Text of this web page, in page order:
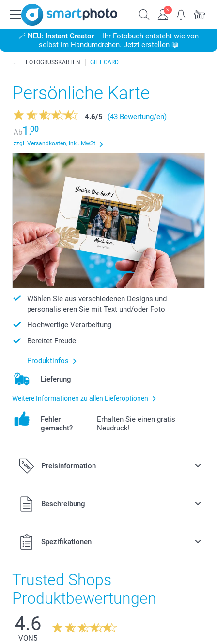
🪄 NEU: Instant Creator – Ihr Fotobuch entsteht wie von
selbst im Handumdrehen. Jetzt erstellen 📖
FOTOGRUSSKARTEN GIFT CARD
Persönliche Karte
4.6/5
(43 Bewertung/en)
Ab1.00
zzgl. Versandkosten, inkl. MwSt
Wählen Sie aus verschiedenen Designs und
personalisieren Sie mit Text und/oder Foto
Hochwertige Verarbeitung
Bereitet Freude
Produktinfos
Lieferung
Weitere Informationen zu allen Lieferoptionen
Fehler
gemacht?
Erhalten Sie einen gratis
Neudruck!
Preisinformation
Alle Preise verstehen sich in Schweizer Franken (CHF) inkl.
MwSt. und zzgl. Versandkosten.
Beschreibung
Spezifikationen
Trusted Shops
Produktbewertungen
4.6
VON5